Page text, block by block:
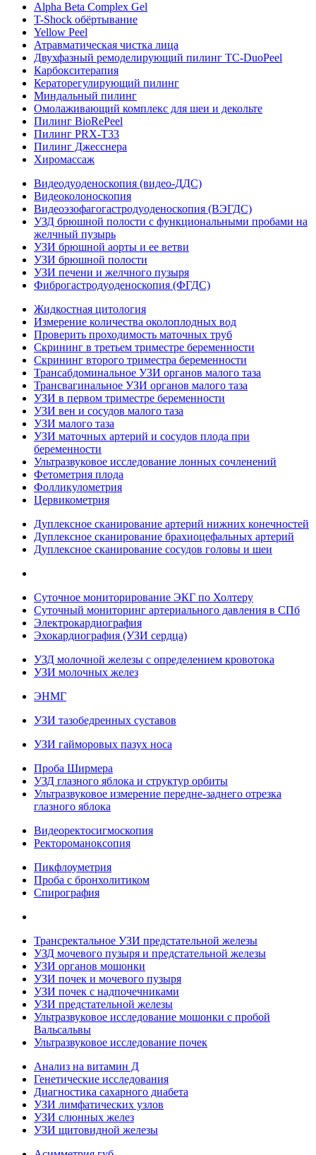
Alpha Beta Complex Gel
T-Shock обёртывание
Yellow Peel
Атравматическая чистка лица
Двухфазный ремоделирующий пилинг TC-DuoPeel
Карбокситерапия
Кераторегулирующий пилинг
Миндальный пилинг
Омолаживающий комплекс для шеи и декольте
Пилинг BioRePeel
Пилинг PRX-T33
Пилинг Джесснера
Хиромассаж
Видеодуоденоскопия (видео-ДДС)
Видеоколоноскопия
Видеоэзофагогастродуоденоскопия (ВЭГДС)
УЗД брюшной полости с функциональными пробами на
желчный пузырь
УЗИ брюшной аорты и ее ветви
УЗИ брюшной полости
УЗИ печени и желчного пузыря
Фиброгастродуоденоскопия (ФГДС)
Жидкостная цитология
Измерение количества околоплодных вод
Проверить проходимость маточных труб
Скрининг в третьем триместре беременности
Скрининг второго триместра беременности
Трансабдоминальное УЗИ органов малого таза
Трансвагинальное УЗИ органов малого таза
УЗИ в первом триместре беременности
УЗИ вен и сосудов малого таза
УЗИ малого таза
УЗИ маточных артерий и сосудов плода при
беременности
Ультразвуковое исследование лонных сочленений
Фетометрия плода
Фолликулометрия
Цервикометрия
Дуплексное сканирование артерий нижних конечностей
Дуплексное сканирование брахиоцефальных артерий
Дуплексное сканирование сосудов головы и шеи
Суточное мониторирование ЭКГ по Холтеру
Суточный мониторинг артериального давления в СПб
Электрокардиография
Эхокардиография (УЗИ сердца)
УЗД молочной железы с определением кровотока
УЗИ молочных желез
ЭНМГ
УЗИ тазобедренных суставов
УЗИ гайморовых пазух носа
Проба Ширмера
УЗД глазного яблока и структур орбиты
Ультразвуковое измерение передне-заднего отрезка
глазного яблока
Видеоректосигмоскопия
Ректороманоксопия
Пикфлоуметрия
Проба с бронхолитиком
Спирография
Трансректальное УЗИ предстательной железы
УЗД мочевого пузыря и предстательной железы
УЗИ органов мошонки
УЗИ почек и мочевого пузыря
УЗИ почек с надпочечниками
УЗИ предстательной железы
Ультразвуковое исследование мошонки с пробой
Вальсальвы
Ультразвуковое исследование почек
Анализ на витамин Д
Генетические исследования
Диагностика сахарного диабета
УЗИ лимфатических узлов
УЗИ слюнных желез
УЗИ щитовидной железы